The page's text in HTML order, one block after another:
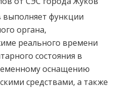
функции
органа,
реального времени
состояния в
оснащению
средствами, а также